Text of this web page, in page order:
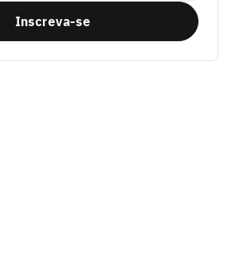
Inscreva-se